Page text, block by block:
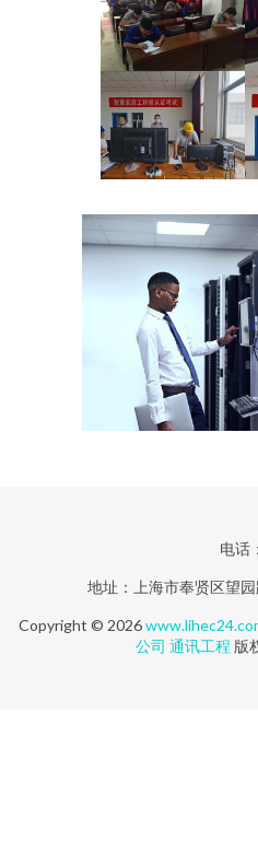
电话
地址：上海市奉贤区望
Copyright © 2026
公司 通讯工程 版